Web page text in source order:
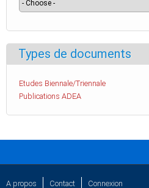
Types de documents
Etudes Biennale/Triennale
Publications ADEA
A propos Contact Connexion